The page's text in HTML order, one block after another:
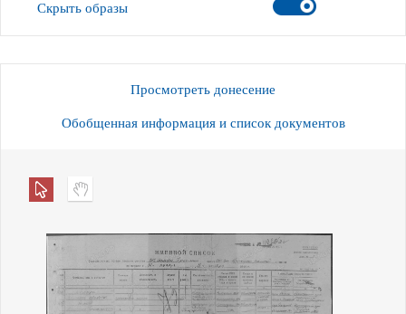
Скрыть образы
Просмотреть донесение
Обобщенная информация и список документов